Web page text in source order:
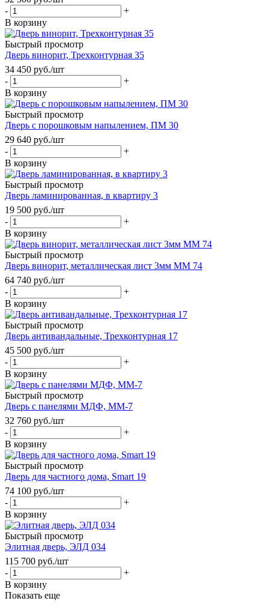
-
+
В корзину
Быстрый просмотр
Дверь винорит, Трехконтурная 35
34 450 руб./шт
-
+
В корзину
Быстрый просмотр
Дверь с порошковым напылением, ПМ 30
29 640 руб./шт
-
+
В корзину
Быстрый просмотр
Дверь ламинированная, в квартиру 3
19 500 руб./шт
-
+
В корзину
Быстрый просмотр
Дверь винорит, металлическая лист 3мм ММ 74
64 740 руб./шт
-
+
В корзину
Быстрый просмотр
Дверь антивандальные, Трехконтурная 17
45 500 руб./шт
-
+
В корзину
Быстрый просмотр
Дверь с панелями МДФ, ММ-7
32 760 руб./шт
-
+
В корзину
Быстрый просмотр
Дверь для частного дома, Smart 19
74 100 руб./шт
-
+
В корзину
Быстрый просмотр
Элитная дверь, ЭЛД 034
115 700 руб./шт
-
+
В корзину
Показать еще